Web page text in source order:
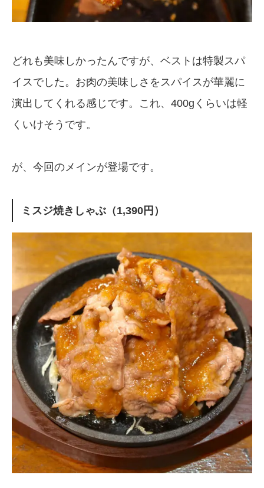
どれも美味しかったんですが、ベストは特製スパ
イスでした。お肉の美味しさをスパイスが華麗に
演出してくれる感じです。これ、400gくらいは軽
くいけそうです。
が、今回のメインが登場です。
ミスジ焼きしゃぶ（1,390円）